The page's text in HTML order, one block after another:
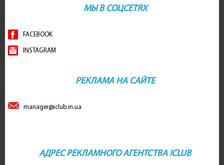
МЫ В СОЦСЕТЯХ
FACEBOOK
INSTAGRAM
РЕКЛАМА НА САЙТЕ
manager@iclub.in.ua
АДРЕС РЕКЛАМНОГО АГЕНТСТВА ICLUB